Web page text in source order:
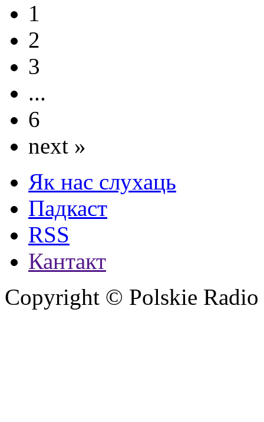
1
2
3
...
6
next »
Як нас слухаць
Падкаст
RSS
Кантакт
Copyright © Polskie